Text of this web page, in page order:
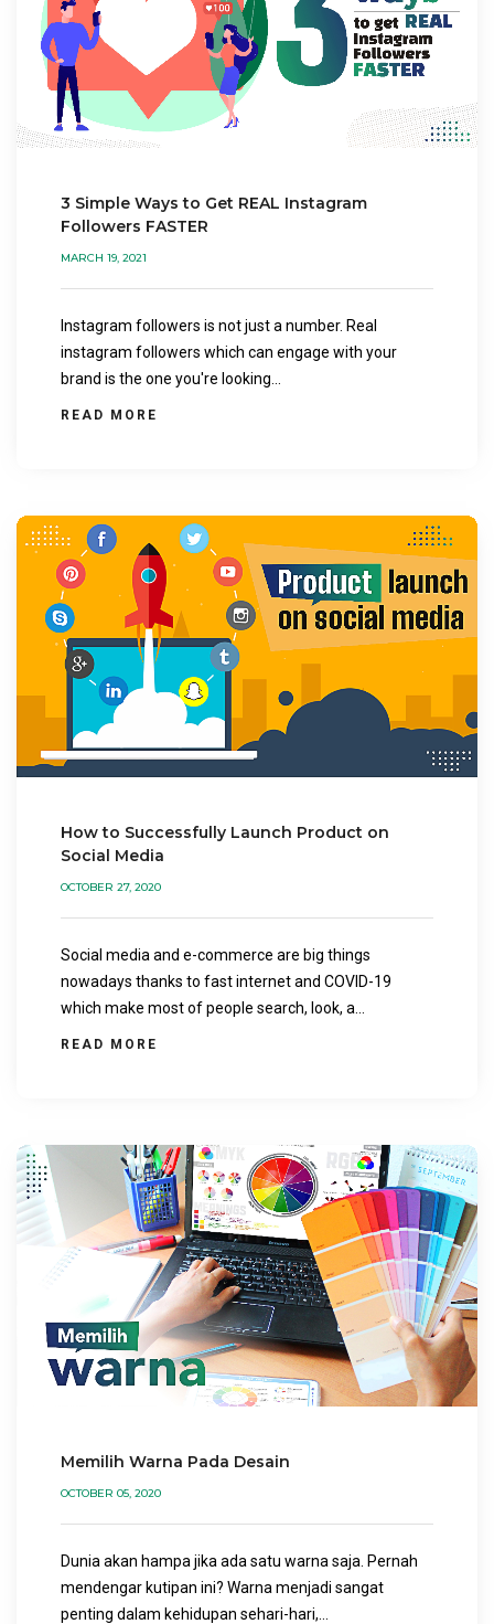
3 Simple Ways to Get REAL Instagram
Followers FASTER
MARCH 19, 2021
Instagram followers is not just a number. Real
instagram followers which can engage with your
brand is the one you're looking...
READ MORE
How to Successfully Launch Product on
Social Media
OCTOBER 27, 2020
Social media and e-commerce are big things
nowadays thanks to fast internet and COVID-19
which make most of people search, look, a...
READ MORE
Memilih Warna Pada Desain
OCTOBER 05, 2020
Dunia akan hampa jika ada satu warna saja. Pernah
mendengar kutipan ini? Warna menjadi sangat
penting dalam kehidupan sehari-hari,...